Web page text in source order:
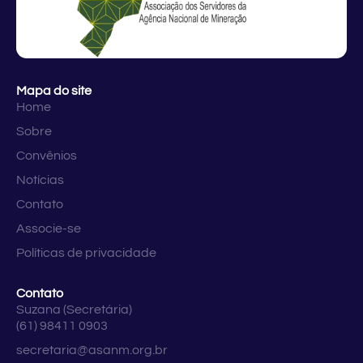
Mapa do site
Home
Sobre
Convênios
Notícias
Contato
Associe-se
Políticas de privacidade
Contato
Suzana (Secretária)
(61) 98411 0903
secretaria@asanm.org.br